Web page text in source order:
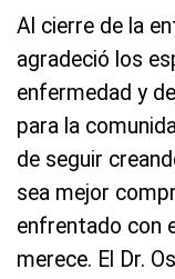
Al cierre de la
agradeció los
enfermedad y
para la
de seguir
sea mejor
enfrentado con
merece. El Dr.